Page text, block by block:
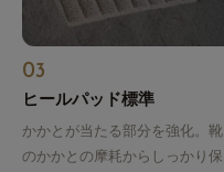
03
ヒールパッド標準
かかとが当たる部分を強化。靴
のかかとの摩耗からしっかり保